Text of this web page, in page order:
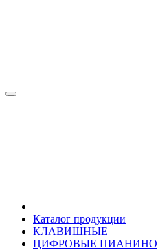
Каталог продукции
КЛАВИШНЫЕ
ЦИФРОВЫЕ ПИАНИНО